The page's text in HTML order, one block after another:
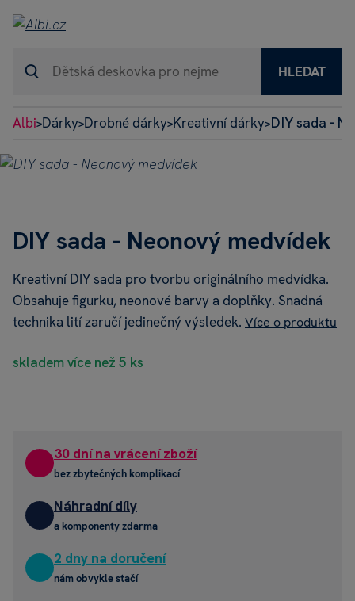
HLEDAT
Albi>Dárky>Drobné dárky>Kreativní dárky>DIY sada -
DIY sada - Neonový medvídek
Kreativní DIY sada pro tvorbu originálního medvídka.
Obsahuje figurku, neonové barvy a doplňky. Snadná
technika lití zaručí jedinečný výsledek. Více o produktu
skladem více než 5 ks
30 dní na vrácení zboží
bez zbytečných komplikací
Náhradní díly
a komponenty zdarma
2 dny na doručení
nám obvykle stačí